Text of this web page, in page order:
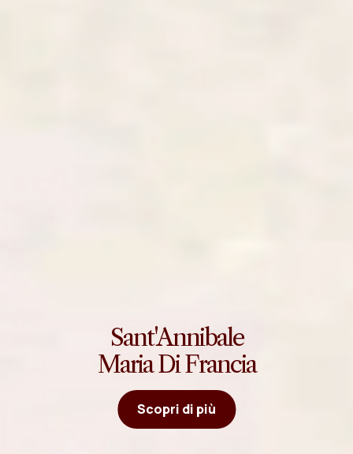
Sant'Annibale
Maria Di Francia
Scopri di più